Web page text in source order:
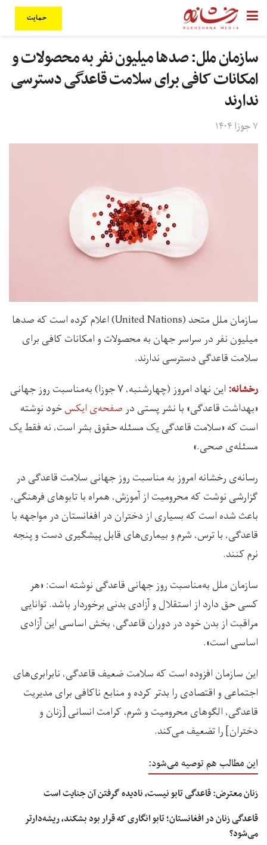
حمایت
سازمان ملل: صدها میلیون نفر به محصولات و
امکانات کافی برای سلامت قاعدگی دسترسی
ندارند
۷ جوزا ۱۴۰۴
سازمان ملل متحد (United Nations) اعلام کرده است که صدها
میلیون نفر در سراسر جهان به محصولات و امکانات کافی برای
سلامت قاعدگی دسترسی ندارند.
رخشانه:
این نهاد امروز (چهارشنبه، ۷ جوزا) به‌مناسبت روز جهانی
«بهداشت قاعدگی» با نشر پستی درصفحه‌ی ایکسخود نوشته
است که «سلامت قاعدگی یک مسئله حقوق بشر است، نه فقط یک
مسئله‌ی صحی.»
رسانه‌ی رخشانه امروز به مناسبت روز جهانی سلامت قاعدگی در
گزارشی نوشت که محرومیت از آموزش، همراه با تابوهای فرهنگی،
باعث شده است که بسیاری از دختران در افغانستان در مواجهه با
قاعدگی، با ترس، شرم و بیماری‌های قابل پیشگیری دست و پنجه
نرم كنند.
سازمان ملل به‌مناسبت روز جهانی قاعدگی نوشته است: «هر
کسی حق دارد از استقلال و آزادی بدنی برخوردار باشد. توانایی
مراقبت از بدن خود در دوران قاعدگی، بخش اساسی این آزادی
اساسی است».
این سازمان افزوده است که سلامت ضعیف قاعدگی، نابرابری‌های
اجتماعی و اقتصادی را بدتر کرده و منابع ناکافی برای مدیریت
قاعدگی، الگوهای محرومیت و شرم، کرامت انسانی [زنان و
دختران] را تضعیف می‌کند.
این مطالب هم توصیه می‌شود:
زنان معترض: قاعدگی تابو نیست، نادیده‌ گرفتن آن جنایت است
قاعدگی زنان در افغانستان؛‌ تابو انگاری که قرار بود بشکند، ریشه‌دار‌تر
می‌شود؟